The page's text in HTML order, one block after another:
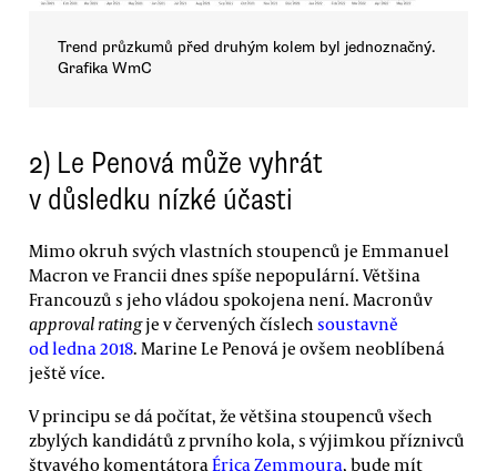
Trend průzkumů před druhým kolem byl jednoznačný.
Grafika WmC
2) Le Penová může vyhrát
v důsledku nízké účasti
Mimo okruh svých vlastních stoupenců je Emmanuel
Macron ve Francii dnes spíše nepopulární. Většina
Francouzů s jeho vládou spokojena není. Macronův
approval ratingje v červených číslech soustavně
od ledna 2018. Marine Le Penová je ovšem neoblíbená
ještě více.
V principu se dá počítat, že většina stoupenců všech
zbylých kandidátů z prvního kola, s výjimkou příznivců
štvavého komentátora Érica Zemmoura, bude mít